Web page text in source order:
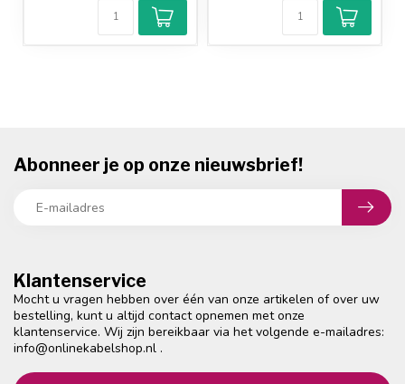
Klantenservice
Mocht u vragen hebben over één van onze artikelen of over uw
bestelling, kunt u altijd contact opnemen met onze
klantenservice. Wij zijn bereikbaar via het volgende e-mailadres:
info@onlinekabelshop.nl .
Abonneer je op onze nieuwsbrief!